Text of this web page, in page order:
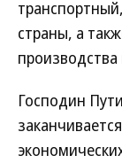
страны, а
Господин